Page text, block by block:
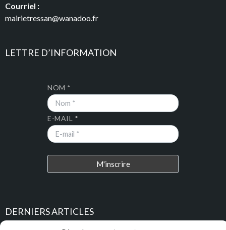
Courriel :
mairietressan@wanadoo.fr
LETTRE D’INFORMATION
NOM *
E-MAIL *
DERNIERS ARTICLES